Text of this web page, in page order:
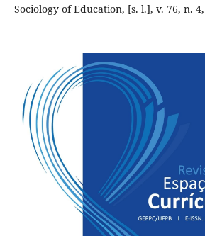
Sociology of Education, [s. l.], v. 76, n.